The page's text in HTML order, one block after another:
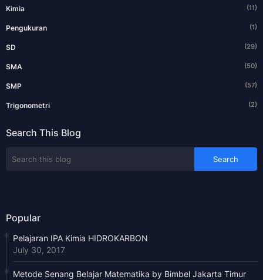
Kimia (11)
Pengukuran (1)
SD (29)
SMA (50)
SMP (57)
Trigonometri (2)
Search This Blog
Popular
Pelajaran IPA Kimia HIDROKARBON
July 30, 2017
Metode Senang Belajar Matematika by Bimbel Jakarta Timur